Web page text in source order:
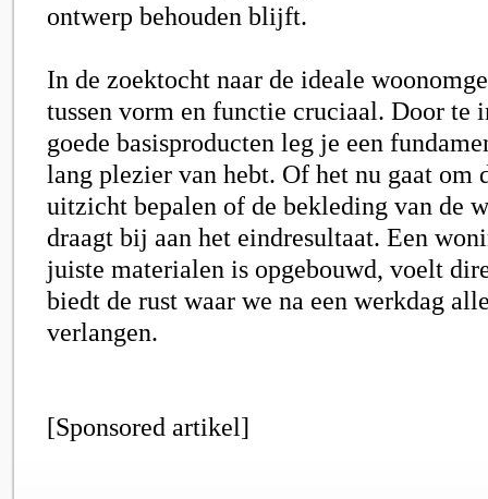
ontwerp behouden blijft.
In de zoektocht naar de ideale
tussen vorm en functie cruciaal. Door te
goede basisproducten leg je een
lang plezier van hebt. Of het nu gaat om
uitzicht bepalen of de bekleding van de
draagt bij aan het eindresultaat. Een
juiste materialen is opgebouwd, voelt
biedt de rust waar we na een werkdag
verlangen.
[Sponsored artikel]